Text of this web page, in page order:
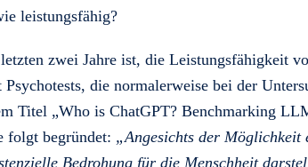
leistungsfähig?
zwei Jahre ist, die Leistungsfähigkeit
die normalerweise bei der
Titel „Who is ChatGPT? Benchmarking
folgt begründet: „Angesichts der
Bedrohung für die Menschheit